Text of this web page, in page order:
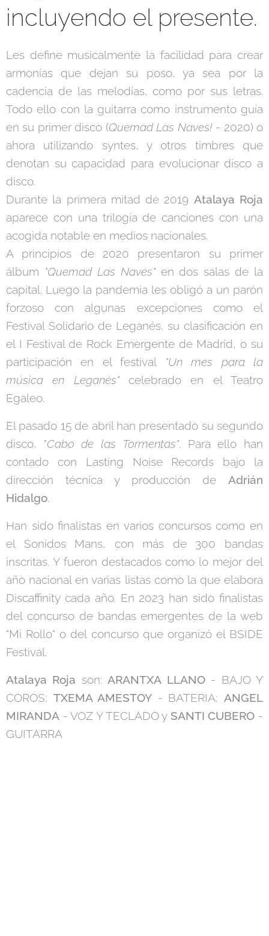
incluyendo el presente.
Les define musicalmente la facilidad para crear
armonías que dejan su poso, ya sea por la
cadencia de las melodías, como por sus letras.
Todo ello con la guitarra como instrumento guía
en su primer disco (Quemad Las Naves!- 2020) o
ahora utilizando syntes, y otros timbres que
denotan su capacidad para evolucionar disco a
disco.
Durante la primera mitad de 2019 Atalaya Roja
aparece con una trilogía de canciones con una
acogida notable en medios nacionales.
A principios de 2020 presentaron su primer
álbum "Quemad Las Naves" en dos salas de la
capital. Luego la pandemia les obligó a un parón
forzoso con algunas excepciones como el
Festival Solidario de Leganés, su clasificación en
el I Festival de Rock Emergente de Madrid, o su
participación en el festival
"Un mes para la
música en Leganés" celebrado en el Teatro
Egaleo.
El pasado 15 de abril han presentado su segundo
disco, "Cabo de las Tormentas". Para ello han
contado con Lasting Noise Records bajo la
dirección técnica y producción de Adrián
Hidalgo.
Han sido finalistas en varios concursos como en
el Sonidos Mans, con más de 300 bandas
inscritas. Y fueron destacados como lo mejor del
año nacional en varias listas como la que elabora
Discaffinity cada año. En 2023 han sido finalistas
del concurso de bandas emergentes de la web
"Mi Rollo" o del concurso que organizó el BSIDE
Festival.
Atalaya Roja son: ARANTXA LLANO- BAJO Y
COROS; TXEMA AMESTOY - BATERIA; ANGEL
MIRANDA - VOZ Y TECLADO y SANTI CUBERO -
GUITARRA